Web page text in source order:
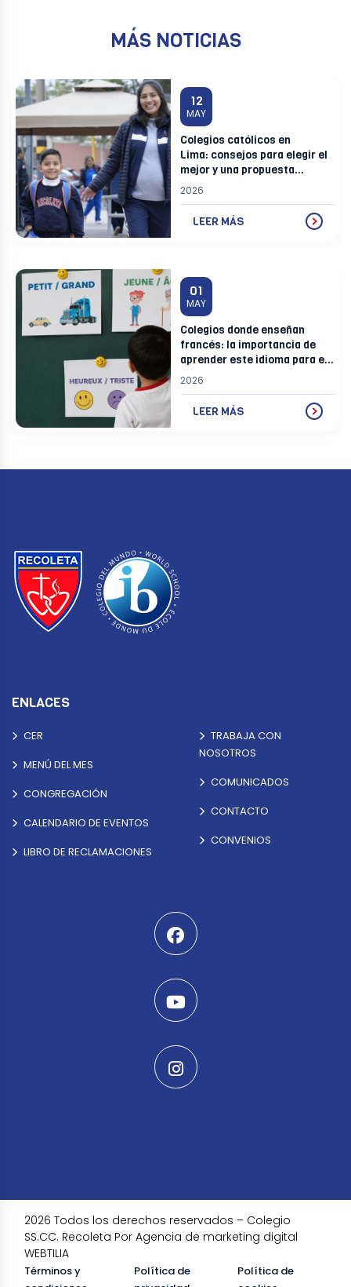
MÁS NOTICIAS
12
MAY
Colegios católicos en
Lima: consejos para elegir el
mejor y una propuesta
formativa integral
2026
LEER MÁS
01
MAY
Colegios donde enseñan
francés: la importancia de
aprender este idioma para el
futuro de tus hijos
2026
LEER MÁS
ENLACES
CER
MENÚ DEL MES
CONGREGACIÓN
CALENDARIO DE EVENTOS
LIBRO DE RECLAMACIONES
TRABAJA CON
NOSOTROS
COMUNICADOS
CONTACTO
CONVENIOS
2026 Todos los derechos reservados – Colegio
SS.CC. Recoleta Por Agencia de marketing digital
WEBTILIA
Términos y
Política de
Política de